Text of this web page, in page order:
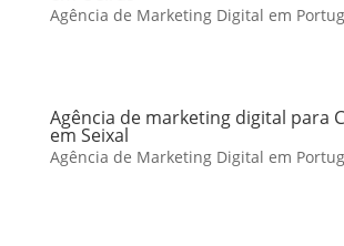
Agência de Marketing Digital em
Agência de marketing digital para
em Seixal
Agência de Marketing Digital em